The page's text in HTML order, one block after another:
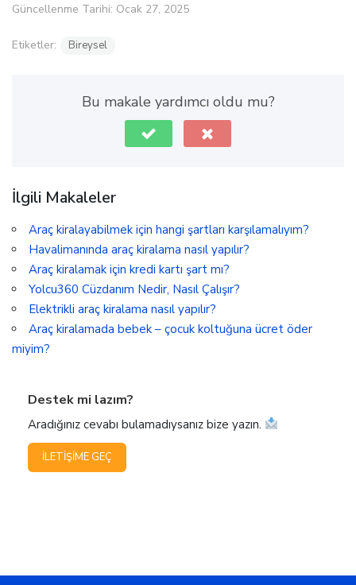
Güncellenme Tarihi: Ocak 27, 2025
Etiketler: Bireysel
Bu makale yardımcı oldu mu?
İlgili Makaleler
Araç kiralayabilmek için hangi şartları karşılamalıyım?
Havalimanında araç kiralama nasıl yapılır?
Araç kiralamak için kredi kartı şart mı?
Yolcu360 Cüzdanım Nedir, Nasıl Çalışır?
Elektrikli araç kiralama nasıl yapılır?
Araç kiralamada bebek – çocuk koltuğuna ücret öder
miyim?
Destek mi lazım?
Aradığınız cevabı bulamadıysanız bize yazın.
İLETIŞIME GEÇ